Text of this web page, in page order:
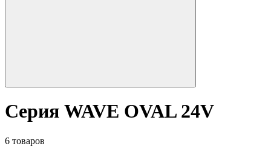
Серия WAVE OVAL 24V
6 товаров